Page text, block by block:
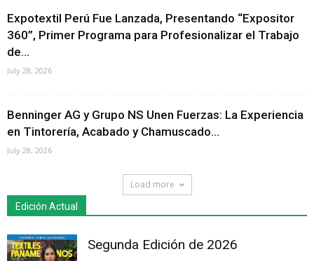
Expotextil Perú Fue Lanzada, Presentando “Expositor
360”, Primer Programa para Profesionalizar el Trabajo
de...
July 28, 2026
Benninger AG y Grupo NS Unen Fuerzas: La Experiencia
en Tintorería, Acabado y Chamuscado...
July 28, 2026
Load more
Edición Actual
Segunda Edición de 2026